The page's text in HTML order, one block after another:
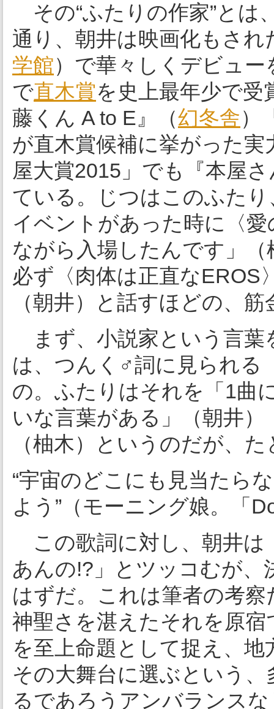
その“ふたりの作家”とは
通り、朝井は映画化もさ
学館）で華々しくデビュ
で直木賞を史上最年少で受
藤くん A to E』（幻冬舎）
が直木賞候補に挙がった
屋大賞2015」でも『本屋
ている。じつはこのふた
イベントがあった時に〈愛
ながら入場したんです」
必ず〈肉体は正直なEROS
（朝井）と話すほどの、
まず、小説家という言葉
は、つんく♂詞に見られる
の。ふたりはそれを「1曲
いな言葉がある」（朝井
（柚木）というのだが、
“宇宙のどこにも見当たら
よう”（モーニング娘。「
この歌詞に対し、朝井は
あんの!?」とツッコむが
はずだ。これは筆者の考察
神聖さを湛えたそれを原
を至上命題として捉え、
その大舞台に選ぶという
るであろうアンバランス